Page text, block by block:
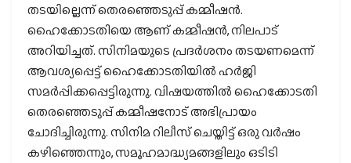
തടയില്ലെന്ന് തെരഞ്ഞെടുപ്പ് കമ്മീഷന്‍.
ഹൈക്കോടതിയെ ആണ് കമ്മീഷന്‍, നിലപാട്
അറിയിച്ചത്. സിനിമയുടെ പ്രദര്‍ശനം തടയണമെന്ന്
ആവശ്യപ്പെട്ട് ഹൈക്കോടതിയില്‍ ഹര്‍ജി
സമര്‍പ്പിക്കപ്പെട്ടിരുന്നു. വിഷയത്തില്‍ ഹൈക്കോടതി
തെരഞ്ഞെടുപ്പ് കമ്മീഷനോട് അഭിപ്രായം
ചോദിച്ചിരുന്നു. സിനിമ റിലീസ് ചെയ്തിട്ട് ഒരു വര്‍ഷം
കഴിഞ്ഞെന്നും, സമൂഹമാദ്ധ്യമങ്ങളിലും ഒടിടി